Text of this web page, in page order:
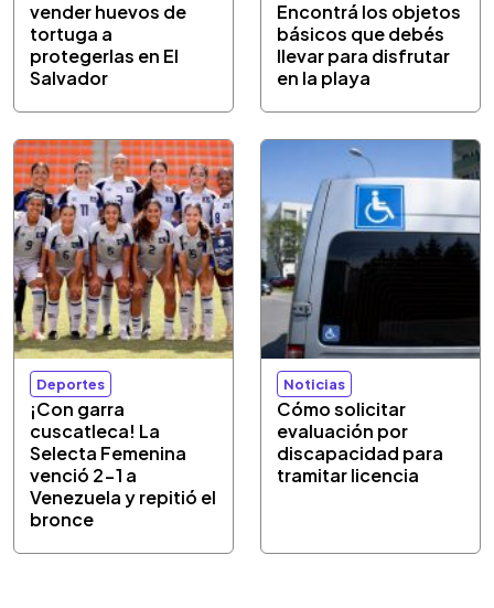
vender huevos de
tortuga a
protegerlas en El
Salvador
Encontrá los objetos
básicos que debés
llevar para disfrutar
en la playa
Deportes
¡Con garra
cuscatleca! La
Selecta Femenina
venció 2-1 a
Venezuela y repitió el
bronce
Noticias
Cómo solicitar
evaluación por
discapacidad para
tramitar licencia